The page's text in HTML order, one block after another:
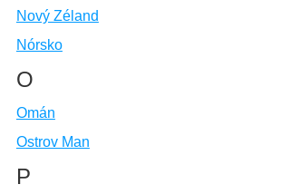
Nový Zéland
Nórsko
O
Omán
Ostrov Man
P